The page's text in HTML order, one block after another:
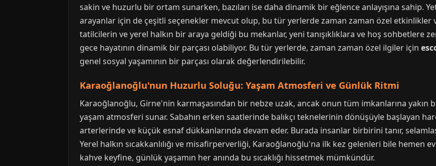
sakin ve huzurlu bir ortam sunarken, bazıları ise daha dinamik bir eğlence anlayışına sahip.
arayanlar için de çeşitli seçenekler mevcut olup, bu tür yerlerde zaman zaman özel
tatilcilerin ve yerel halkın bir araya geldiği bu mekanlar, yeni tanışıklıklara ve hoş sohbetlere
gece hayatının dinamik bir parçası olabiliyor. Bu tür yerlerde, zaman zaman özel ilgiler için
genel sosyal yaşamının bir parçası olarak değerlendirilebilir.
Karaoğlanoğlu'nun Huzurlu Soluğu: Yaşam Atmosferi ve Günlük Ritmi
Karaoğlanoğlu, Girne'nin karmaşasından bir nebze uzak, ancak onun tüm imkanlarına
yaşam atmosferi sunar. Sabahın erken saatlerinde balıkçı teknelerinin dönüşüyle başlayan
arterlerinde ve küçük esnaf dükkanlarında devam eder. Burada insanlar birbirini tanır,
Yerel halkın sıcakkanlılığı ve misafirperverliği, Karaoğlanoğlu'na ilk kez gelenleri bile hemen
kahve keyfine, günlük yaşamın her anında bu sıcaklığı hissetmek mümkündür.